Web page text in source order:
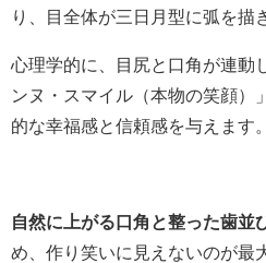
り、目全体が三日月型に弧を描
心理学的に、目尻と口角が連動
ンヌ・スマイル（本物の笑顔）
的な幸福感と信頼感を与えます。
自然に上がる口角と整った歯並
め、作り笑いに見えないのが最